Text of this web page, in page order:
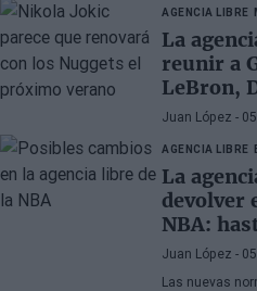
AGENCIA LIBRE
La
reunir a
LeBron,
Juan López -
AGENCIA LIBRE
La
devolver
NBA:
tendrían
Juan López -
Las nuevas